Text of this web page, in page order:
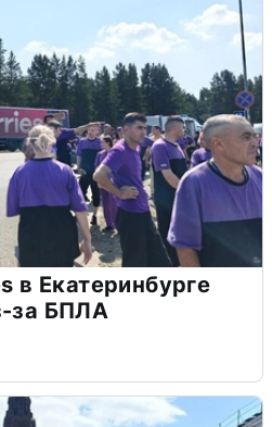
в Екатеринбурге
за БПЛА